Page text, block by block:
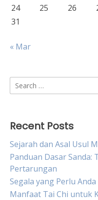
24
25 26
31
« Mar
Search
for:
Recent Posts
Sejarah dan Asal Usul
Panduan Dasar Sanda:
Pertarungan
Segala yang Perlu
Manfaat Tai Chi untuk